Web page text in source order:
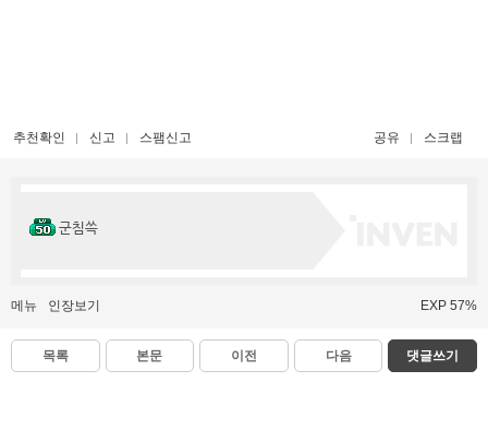
추천확인 신고 스팸신고 공유 스크랩
군침쓱
메뉴 인장보기 EXP 57%
목록 본문 이전 다음 댓글쓰기